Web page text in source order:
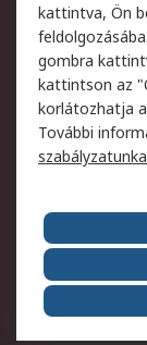
Adatvédelmi
szabályzat
Cookie
Webhelyre
feltételek
Rólunk
Karrier
ESG
kattintva, Ön
gombra
kattintson az
korlátozhatja
További